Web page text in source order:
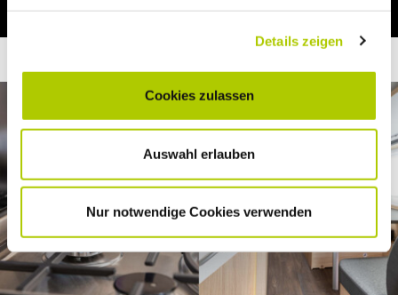
Details zeigen
Cookies zulassen
Auswahl erlauben
Nur notwendige Cookies verwenden